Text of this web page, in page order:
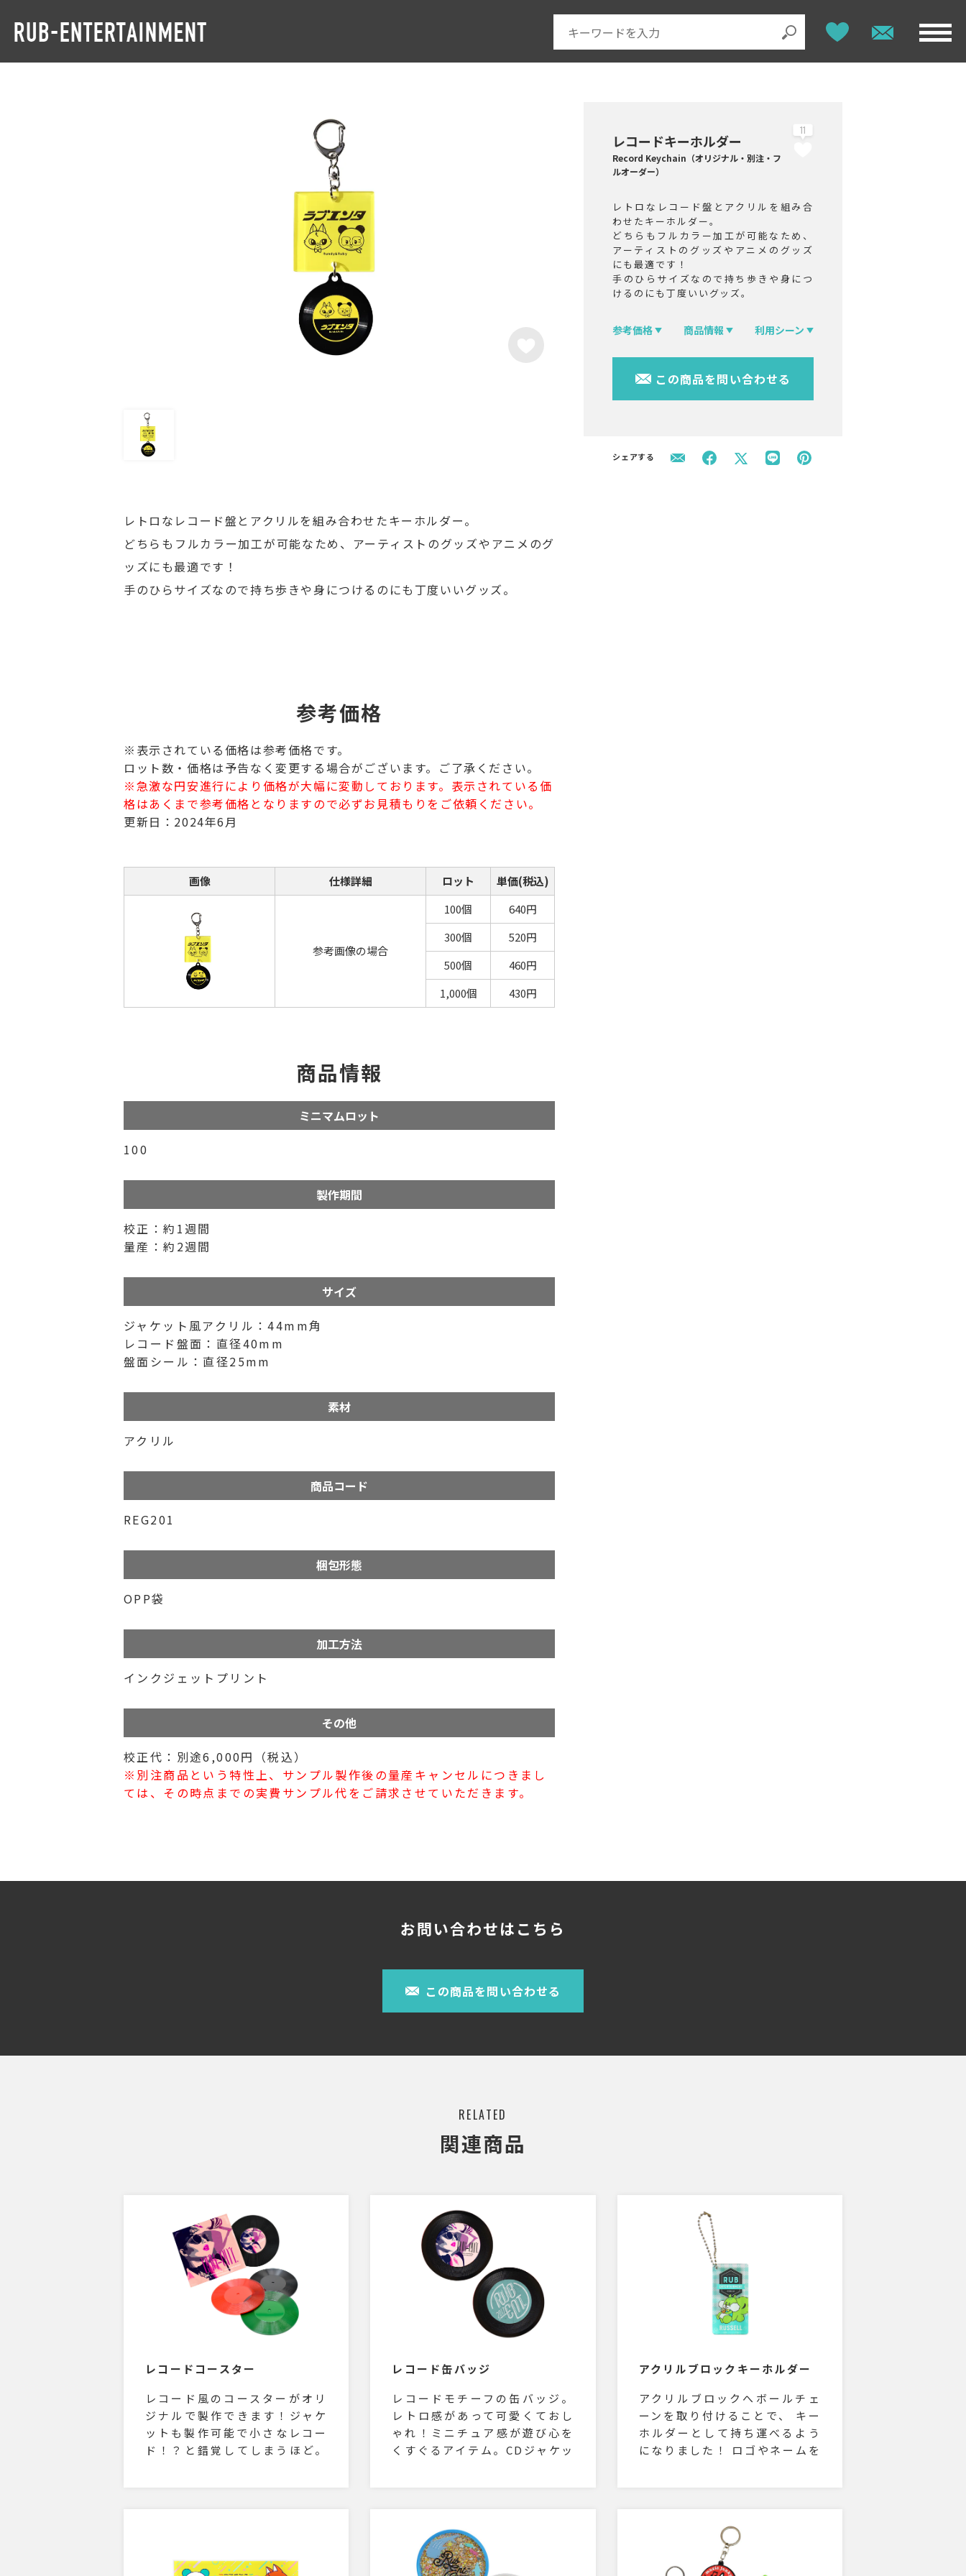
レコードキーホルダー
Record Keychain（オリジナル・別注・フ
ルオーダー）
11
レトロなレコード盤とアクリルを組み合
わせたキーホルダー。
どちらもフルカラー加工が可能なため、
アーティストのグッズやアニメのグッズ
にも最適です！
手のひらサイズなので持ち歩きや身につ
けるのにも丁度いいグッズ。
参考価格 商品情報 利用シーン
この商品を問い合わせる
シェアする
レトロなレコード盤とアクリルを組み合わせたキーホルダー。
どちらもフルカラー加工が可能なため、アーティストのグッズやアニメのグ
ッズにも最適です！
手のひらサイズなので持ち歩きや身につけるのにも丁度いいグッズ。
参考価格
※表示されている価格は参考価格です。
ロット数・価格は予告なく変更する場合がございます。ご了承ください。
※急激な円安進行により価格が大幅に変動しております。表示されている価
格はあくまで参考価格となりますので必ずお見積もりをご依頼ください。
更新日：2024年6月
画像 仕様詳細 ロット 単価(税込)
参考画像の場合
100個
640円
300個
520円
500個
460円
1,000個
430円
商品情報
ミニマムロット
100
製作期間
校正：約1週間
量産：約2週間
サイズ
ジャケット風アクリル：44mm角
レコード盤面：直径40mm
盤面シール：直径25mm
素材
アクリル
商品コード
REG201
梱包形態
OPP袋
加工方法
インクジェットプリント
その他
校正代：別途6,000円（税込）
※別注商品という特性上、サンプル製作後の量産キャンセルにつきまし
ては、その時点までの実費サンプル代をご請求させていただきます。
お問い合わせはこちら
この商品を問い合わせる
RELATED
関連商品
レコードコースター
レコード風のコースターがオリ
ジナルで製作できます！ジャケ
ットも製作可能で小さなレコー
ド！？と錯覚してしまうほど。
ンはクリアタイプなのでよりレ
レコード缶バッジ
レコードモチーフの缶バッジ。
レトロ感があって可愛くておし
ゃれ！ミニチュア感が遊び心を
くすぐるアイテム。CDジャケッ
アクリルブロックキーホルダー
アクリルブロックへボールチェ
ーンを取り付けることで、 キー
ホルダーとして持ち運べるよう
になりました！ ロゴやネームを